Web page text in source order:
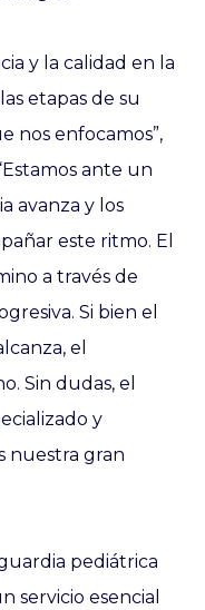
y la calidad en la
etapas de su
nos enfocamos”,
ante un
avanza y los
este ritmo. El
a través de
Si bien el
el
Sin dudas, el
y
nuestra gran
pediátrica
servicio esencial